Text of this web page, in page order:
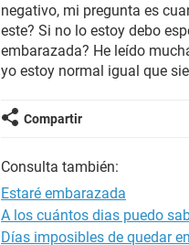
negativo, mi pregunta es
este? Si no lo estoy debo
embarazada? He leído
yo estoy normal igual que
Compartir
Consulta también:
Estaré embarazada
A los cuántos dias puedo
Días imposibles de quedar